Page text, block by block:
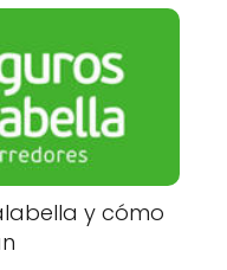
y cómo